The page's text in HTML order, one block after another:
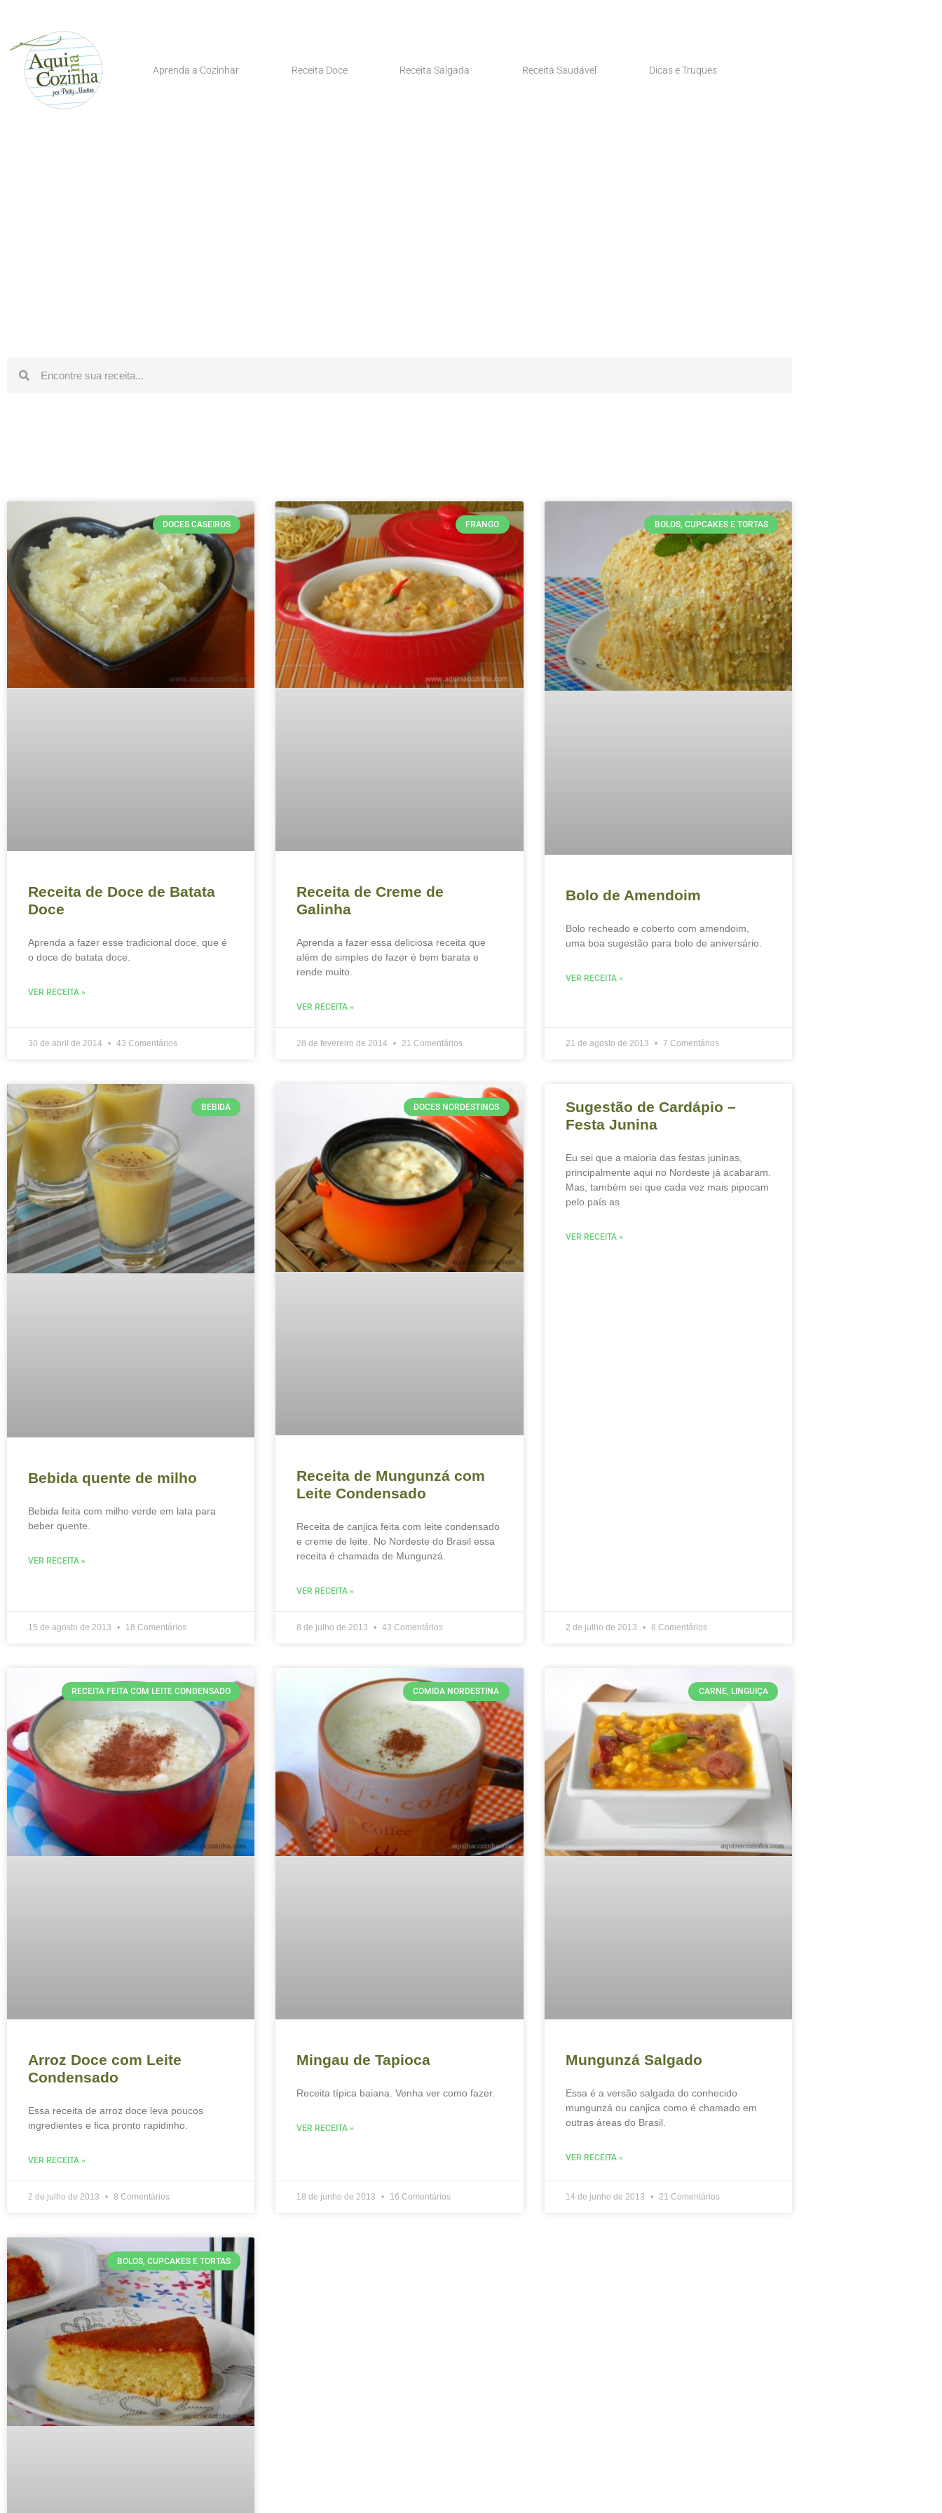
Aprenda a Cozinhar Receita Doce Receita Salgada Receita Saudável Dicas e Truques
DOCES CASEIROS
Receita de Doce de Batata
Doce
Aprenda a fazer esse tradicional doce, que é
o doce de batata doce.
VER RECEITA »
30 de abril de 2014 43 Comentários
FRANGO
Receita de Creme de
Galinha
Aprenda a fazer essa deliciosa receita que
além de simples de fazer é bem barata e
rende muito.
VER RECEITA »
28 de fevereiro de 2014 21 Comentários
BOLOS, CUPCAKES E TORTAS
Bolo de Amendoim
Bolo recheado e coberto com amendoim,
uma boa sugestão para bolo de aniversário.
VER RECEITA »
21 de agosto de 2013 7 Comentários
BEBIDA
Bebida quente de milho
Bebida feita com milho verde em lata para
beber quente.
VER RECEITA »
15 de agosto de 2013 18 Comentários
DOCES NORDESTINOS
Receita de Mungunzá com
Leite Condensado
Receita de canjica feita com leite condensado
e creme de leite. No Nordeste do Brasil essa
receita é chamada de Mungunzá.
VER RECEITA »
8 de julho de 2013 43 Comentários
Sugestão de Cardápio –
Festa Junina
Eu sei que a maioria das festas juninas,
principalmente aqui no Nordeste já acabaram.
Mas, também sei que cada vez mais pipocam
pelo país as
VER RECEITA »
2 de julho de 2013 8 Comentários
RECEITA FEITA COM LEITE CONDENSADO
Arroz Doce com Leite
Condensado
Essa receita de arroz doce leva poucos
ingredientes e fica pronto rapidinho.
VER RECEITA »
2 de julho de 2013 8 Comentários
COMIDA NORDESTINA
Mingau de Tapioca
Receita típica baiana. Venha ver como fazer.
VER RECEITA »
18 de junho de 2013 16 Comentários
CARNE, LINGUIÇA
Mungunzá Salgado
Essa é a versão salgada do conhecido
mungunzá ou canjica como é chamado em
outras áreas do Brasil.
VER RECEITA »
14 de junho de 2013 21 Comentários
BOLOS, CUPCAKES E TORTAS